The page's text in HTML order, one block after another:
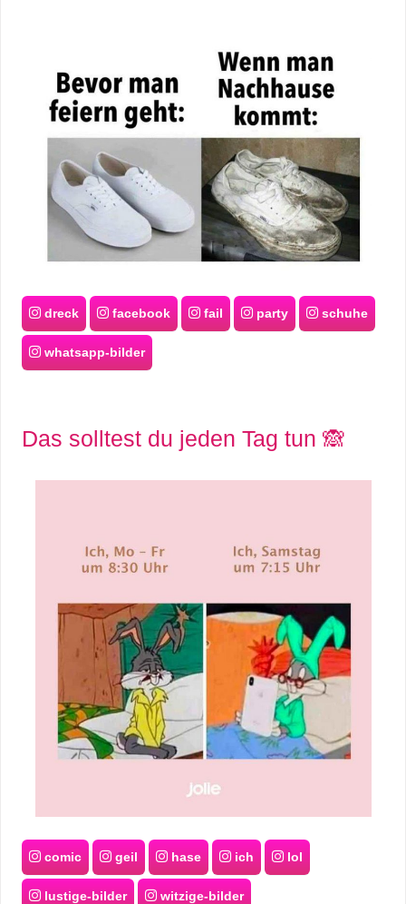
dreck facebook fail party schuhe
whatsapp-bilder
Das solltest du jeden Tag tun 🙈
comic geil hase ich lol
lustige-bilder witzige-bilder